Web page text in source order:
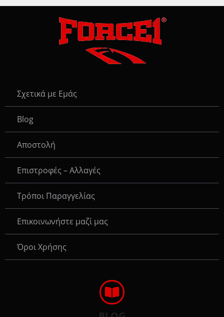
Σχετικά με Εμάς
Blog
Αποστολή
Επιστροφές – Αλλαγές
Τρόποι Παραγγελίας
Eπικοινωνήστε μαζί μας
Όροι Χρήσης